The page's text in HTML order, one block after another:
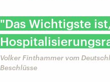
"Das Wichtigste
Volker Finthammer vom
Beschlüsse